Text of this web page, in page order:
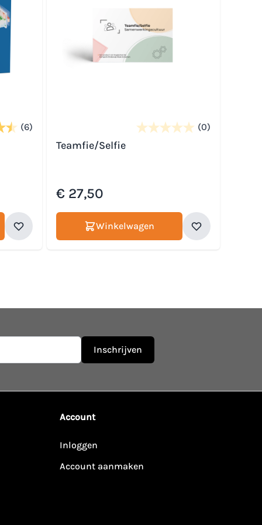
(6) (0)
Teamfie/Selfie
€ 27,50
Winkelwagen
Inschrijven
Account
Inloggen
Account aanmaken